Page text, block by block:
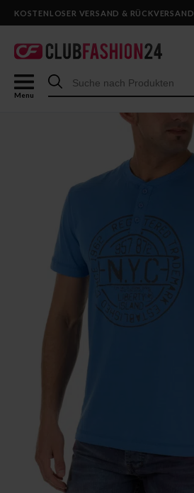
Menu
KOSTENLOSER VERSAND & RÜCKVERSAND
DHL-VERSAND IN 1–2 WERKTAGEN